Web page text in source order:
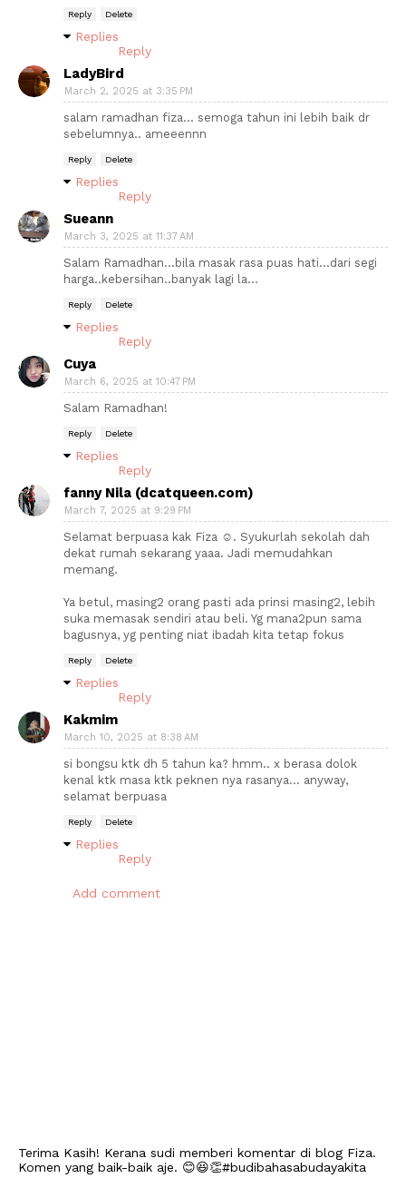
Reply Delete
Replies
Reply
LadyBird
March 2, 2025 at 3:35 PM
salam ramadhan fiza... semoga tahun ini lebih baik dr
sebelumnya.. ameeennn
Reply Delete
Replies
Reply
Sueann
March 3, 2025 at 11:37 AM
Salam Ramadhan...bila masak rasa puas hati...dari segi
harga..kebersihan..banyak lagi la...
Reply Delete
Replies
Reply
Cuya
March 6, 2025 at 10:47 PM
Salam Ramadhan!
Reply Delete
Replies
Reply
fanny Nila (dcatqueen.com)
March 7, 2025 at 9:29 PM
Selamat berpuasa kak Fiza ☺️. Syukurlah sekolah dah
dekat rumah sekarang yaaa. Jadi memudahkan
memang.
Ya betul, masing2 orang pasti ada prinsi masing2, lebih
suka memasak sendiri atau beli. Yg mana2pun sama
bagusnya, yg penting niat ibadah kita tetap fokus
Reply Delete
Replies
Reply
Kakmim
March 10, 2025 at 8:38 AM
si bongsu ktk dh 5 tahun ka? hmm.. x berasa dolok
kenal ktk masa ktk peknen nya rasanya... anyway,
selamat berpuasa
Reply Delete
Replies
Reply
Add comment
Terima Kasih! Kerana sudi memberi komentar di blog Fiza.
Komen yang baik-baik aje. 😊😆👏#budibahasabudayakita